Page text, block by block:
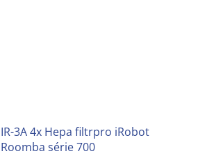
IR-3A 4x Hepa filtrpro iRobot
Roomba série 700